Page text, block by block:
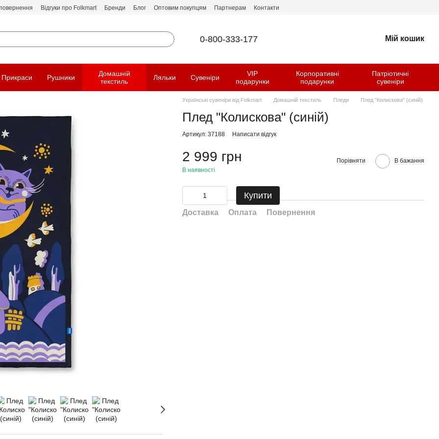
Відгуки про Folkmart Бренди Блог Оптовим покупцям Партнерам Контакти
0-800-333-177 Мій кошик
Прикраси Рушники
Домашній
текстиль
Ляльки Сувеніри
VIP
подарунки
Корпоративні
подарунки
Патріотичні
сувеніри
Українські сувеніри від Folkmart Домашній текстиль Пледи Плед "Колискова" (синій)
Плед "Колискова" (синій)
Артикул: 37188 Написати відгук
2 999 грн
В наявності
Порівняти В бажання
Купити
Доставка Оплата Повернення